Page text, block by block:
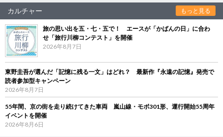
カルチャー もっと見る
旅の思い出を五・七・五で！ エースが「かばんの日」に合わ
せ「旅行川柳コンテスト」を開催
2026年8月7日
東野圭吾が選んだ「記憶に残る一文」はどれ？ 最新作『永遠の記憶』発売で
読者参加型キャンペーン
2026年8月7日
55年間、京の街を走り続けてきた車両 嵐山線・モボ301形、運行開始55周年
イベントを開催
2026年8月6日